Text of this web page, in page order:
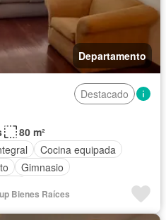
Departamento
Destacado
80 m²
Cocina equipada
Gimnasio
Bienes Raíces